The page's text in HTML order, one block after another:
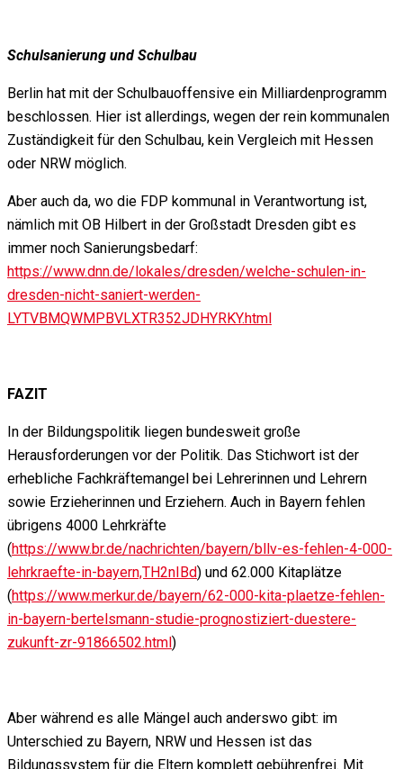
Schulsanierung und Schulbau
Berlin hat mit der Schulbauoffensive ein Milliardenprogramm
beschlossen. Hier ist allerdings, wegen der rein kommunalen
Zuständigkeit für den Schulbau, kein Vergleich mit Hessen
oder NRW möglich.
Aber auch da, wo die FDP kommunal in Verantwortung ist,
nämlich mit OB Hilbert in der Großstadt Dresden gibt es
immer noch Sanierungsbedarf:
https://www.dnn.de/lokales/dresden/welche-schulen-in-
dresden-nicht-saniert-werden-
LYTVBMQWMPBVLXTR352JDHYRKY.html
FAZIT
In der Bildungspolitik liegen bundesweit große
Herausforderungen vor der Politik. Das Stichwort ist der
erhebliche Fachkräftemangel bei Lehrerinnen und Lehrern
sowie Erzieherinnen und Erziehern. Auch in Bayern fehlen
übrigens 4000 Lehrkräfte
(https://www.br.de/nachrichten/bayern/bllv-es-fehlen-4-000-
lehrkraefte-in-bayern,TH2nIBd) und 62.000 Kitaplätze
(https://www.merkur.de/bayern/62-000-kita-plaetze-fehlen-
in-bayern-bertelsmann-studie-prognostiziert-duestere-
zukunft-zr-91866502.html)
Aber während es alle Mängel auch anderswo gibt: im
Unterschied zu Bayern, NRW und Hessen ist das
Bildungssystem für die Eltern komplett gebührenfrei. Mit